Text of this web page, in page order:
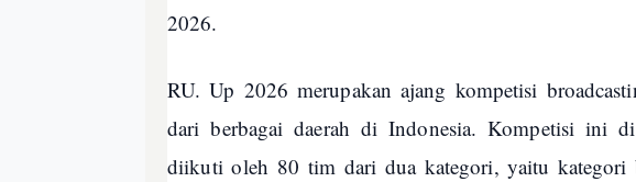
2026.
RU. Up 2026 merupakan ajang kompetisi
dari berbagai daerah di Indonesia. Kompetisi ini
diikuti oleh 80 tim dari dua kategori, yaitu kategori